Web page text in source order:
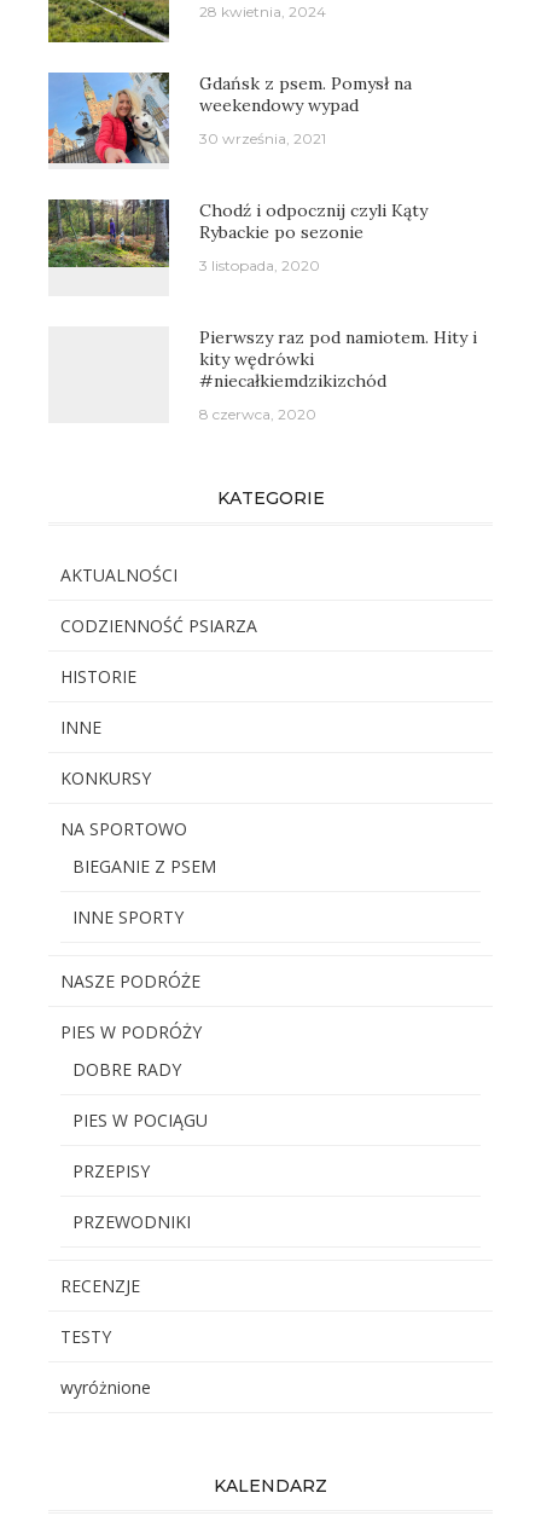
28 kwietnia, 2024
Gdańsk z psem. Pomysł na
weekendowy wypad
30 września, 2021
Chodź i odpocznij czyli Kąty
Rybackie po sezonie
3 listopada, 2020
Pierwszy raz pod namiotem. Hity i
kity wędrówki
#niecałkiemdzikizchód
8 czerwca, 2020
KATEGORIE
AKTUALNOŚCI
CODZIENNOŚĆ PSIARZA
HISTORIE
INNE
KONKURSY
NA SPORTOWO
BIEGANIE Z PSEM
INNE SPORTY
NASZE PODRÓŻE
PIES W PODRÓŻY
DOBRE RADY
PIES W POCIĄGU
PRZEPISY
PRZEWODNIKI
RECENZJE
TESTY
wyróżnione
KALENDARZ